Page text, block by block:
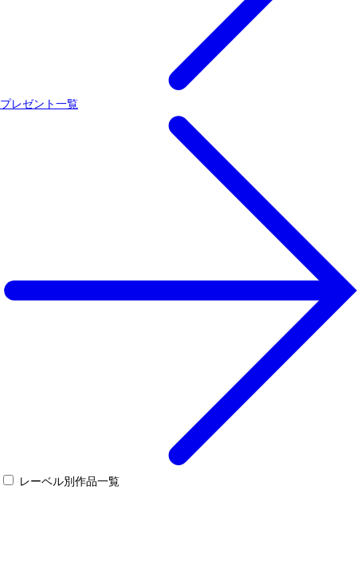
プレゼント一覧
レーベル別作品一覧